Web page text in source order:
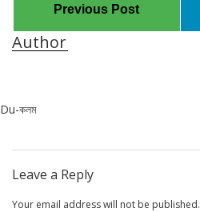
Previous Post
Author
Du-কলম
Leave a Reply
Your email address will not be published.